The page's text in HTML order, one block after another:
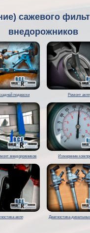
сажевого
внедорожников
подвески Ремонт акпп
внедорожников Измерение
акпп Диагностика